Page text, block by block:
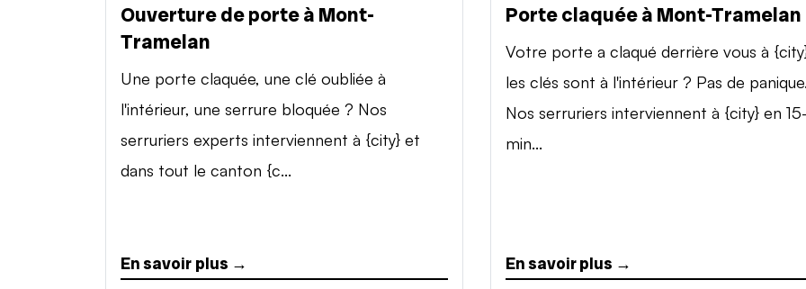
Ouverture de porte à Mont-
Tramelan
Une porte claquée, une clé oubliée à
l'intérieur, une serrure bloquée ? Nos
serruriers experts interviennent à {city} et
dans tout le canton {c...
En savoir plus →
Porte claquée à Mont-Tramelan
Votre porte a claqué derrière vous à
les clés sont à l'intérieur ? Pas de
Nos serruriers interviennent à {city} en
min...
En savoir plus →